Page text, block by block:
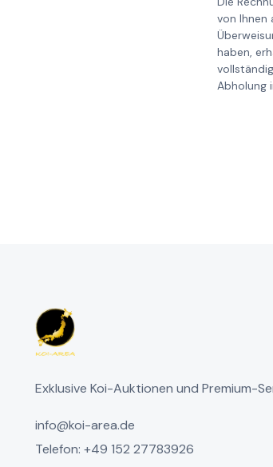
von Ihnen
haben,
Abholung
Exklusive Koi-Auktionen und Premium-
info@koi-area.de
Telefon: +49 152 27783926